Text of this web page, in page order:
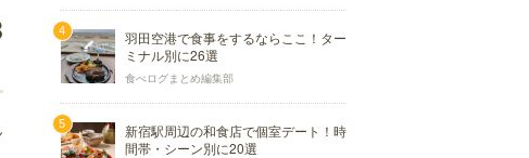
羽田空港で食事をするならここ！ター
ミナル別に26選
食べログまとめ編集部
新宿駅周辺の和食店で個室デート！時
間帯・シーン別に20選